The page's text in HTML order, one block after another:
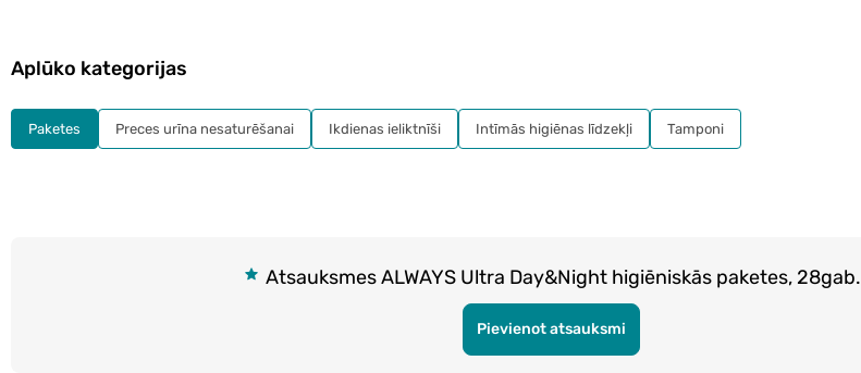
Atsauksmes ALWAYS Ultra Day&Night higiēniskās paketes, 28gab.
Pievienot atsauksmi
Aplūko kategorijas
Paketes Preces urīna nesaturēšanai Ikdienas ieliktnīši Intīmās higiēnas līdzekļi Tamponi